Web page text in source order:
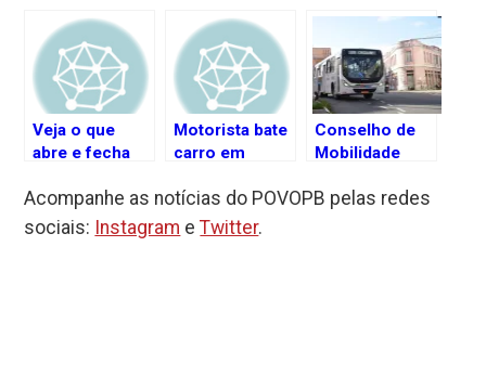
Veja o que
abre e fecha
carnaval em
João Pessoa
Motorista bate
carro em
fugir de
ônibus, em
Conselho de
Mobilidade
novo reajuste
Acompanhe as notícias do POVOPB pelas redes
sociais: Instagram eTwitter.